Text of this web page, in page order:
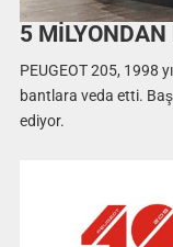
5
PEUGEOT 205, 1998
bantlara veda etti.
ediyor.